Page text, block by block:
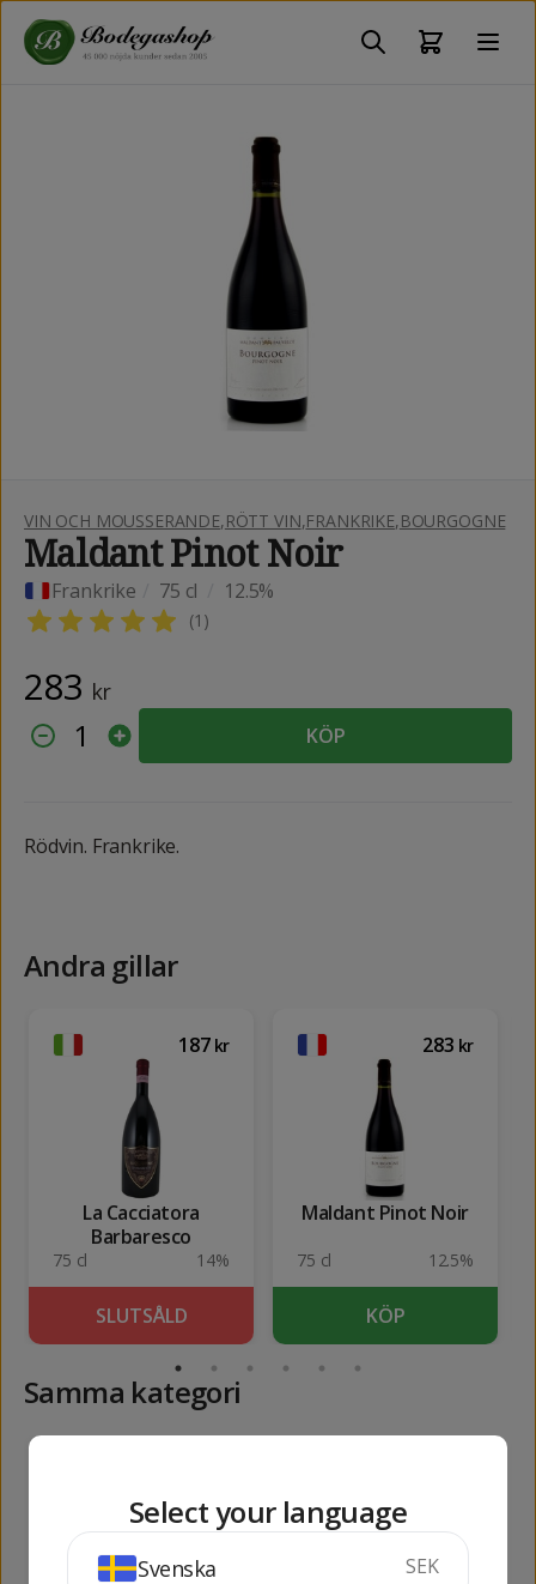
VIN OCH MOUSSERANDE,RÖTT VIN,FRANKRIKE,BOURGOGNE
Maldant Pinot Noir
Frankrike 75 cl 12.5%
(1 )
283 kr
1 KÖP
Rödvin. Frankrike.
Andra gillar
187 kr
La Cacciatora
Barbaresco
75 cl 14%
SLUTSÅLD
283 kr
Maldant Pinot Noir
75 cl 12.5%
KÖP
Samma kategori
Select your language
Svenska SEK